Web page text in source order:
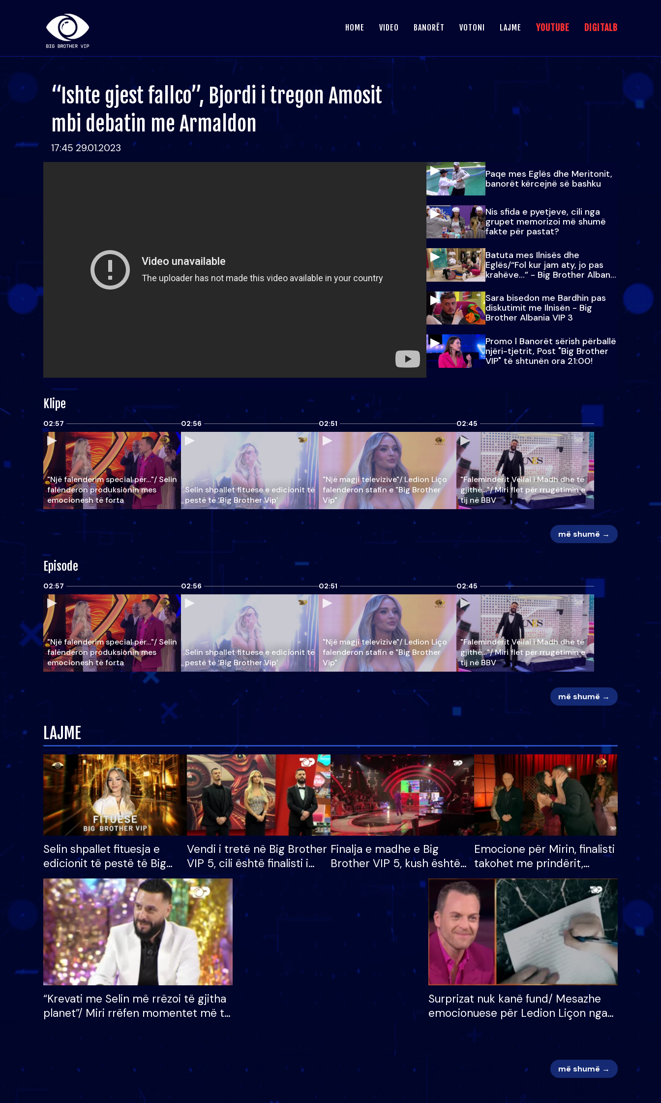
HOME VIDEO BANORËT VOTONI LAJME YOUTUBE DIGITALB
“Ishte gjest fallco”, Bjordi i tregon Amosit
mbi debatin me Armaldon
17:45 29.01.2023
Paqe mes Eglës dhe Meritonit,
banorët kërcejnë së bashku
Nis sfida e pyetjeve, cili nga
grupet memorizoi më shumë
fakte për pastat?
Batuta mes Ilnisës dhe
Eglës/“Fol kur jam aty, jo pas
krahëve…” - Big Brother Albania
VIP 3
Sara bisedon me Bardhin pas
diskutimit me Ilnisën - Big
Brother Albania VIP 3
Promo l Banorët sërish përballë
njëri-tjetrit, Post "Big Brother
VIP" të shtunën ora 21:00!
Klipe
02:57
"Një falenderim special për…"/ Selin
falënderon produksionin mes
emocionesh të forta
02:56
Selin shpallet fituese e edicionit të
pestë të ‘Big Brother Vip’
02:51
"Një magji televizive"/ Ledion Liço
falenderon stafin e "Big Brother
Vip"
02:45
"Faleminderit Vëllai i Madh dhe të
gjithë…"/ Miri flet për rrugëtimin e
tij në BBV
më shumë →
Episode
02:57
"Një falenderim special për…"/ Selin
falënderon produksionin mes
emocionesh të forta
02:56
Selin shpallet fituese e edicionit të
pestë të ‘Big Brother Vip’
02:51
"Një magji televizive"/ Ledion Liço
falenderon stafin e "Big Brother
Vip"
02:45
"Faleminderit Vëllai i Madh dhe të
gjithë…"/ Miri flet për rrugëtimin e
tij në BBV
më shumë →
LAJME
Selin shpallet fituesja e
edicionit të pestë të Big
Brother VIP, rrëmben
çmimin e madh prej 100
mijë eurosh
Vendi i tretë në Big Brother
VIP 5, cili është finalisti i
radhës që lë shtëpinë
Finalja e madhe e Big
Brother VIP 5, kush është
banori i parë që lë shtëpinë
dhe humb mundësinë për
të fituar çmimin e madh
Emocione për Mirin, finalisti
takohet me prindërit,
vajzën dhe bashkëshorten:
S’kemi ndonjë letër divorci
apo jo?
“Krevati me Selin më rrëzoi të gjitha
planet”/ Miri rrëfen momentet më të
mungojë zilja e mëngjesit kur…
Surprizat nuk kanë fund/ Mesazhe
emocionuese për Ledion Liçon nga
më shumë →